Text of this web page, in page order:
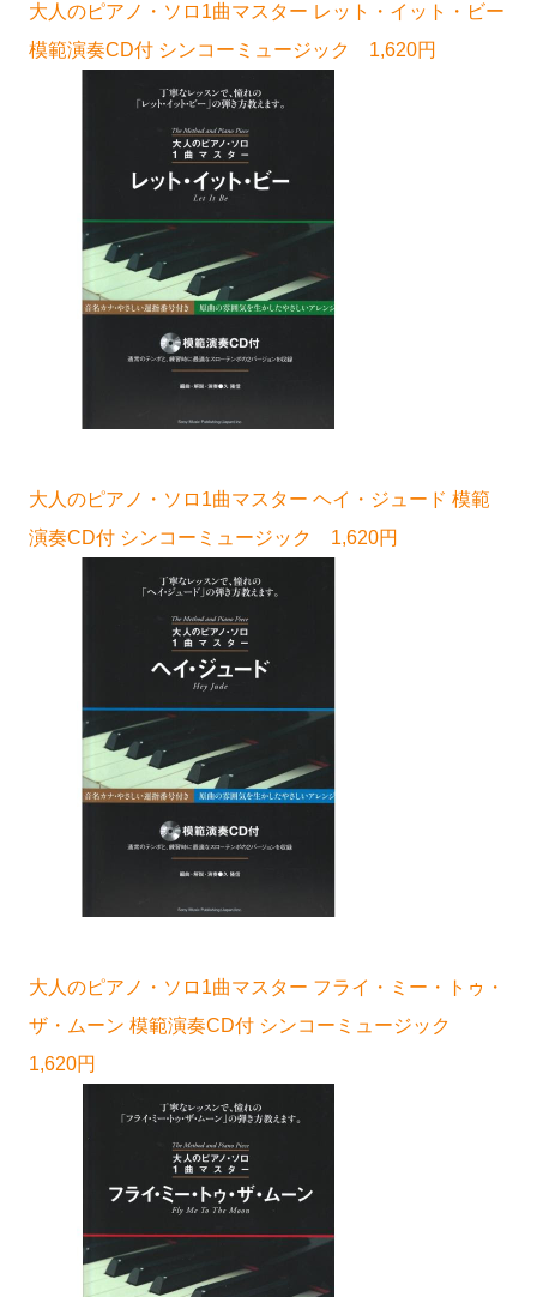
大人のピアノ・ソロ1曲マスター レット・イット・ビー
模範演奏CD付 シンコーミュージック 1,620円
大人のピアノ・ソロ1曲マスター ヘイ・ジュード 模範
演奏CD付 シンコーミュージック 1,620円
大人のピアノ・ソロ1曲マスター フライ・ミー・トゥ・
ザ・ムーン 模範演奏CD付 シンコーミュージック
1,620円